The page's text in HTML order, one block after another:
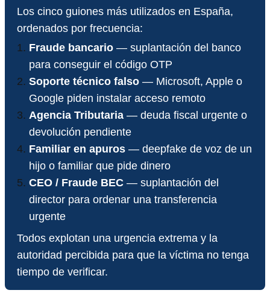
Los cinco guiones más utilizados en España,
ordenados por frecuencia:
Fraude bancario — suplantación del banco
para conseguir el código OTP
Soporte técnico falso — Microsoft, Apple o
Google piden instalar acceso remoto
Agencia Tributaria — deuda fiscal urgente o
devolución pendiente
Familiar en apuros — deepfake de voz de un
hijo o familiar que pide dinero
CEO / Fraude BEC — suplantación del
director para ordenar una transferencia
urgente
Todos explotan una urgencia extrema y la
autoridad percibida para que la víctima no tenga
tiempo de verificar.